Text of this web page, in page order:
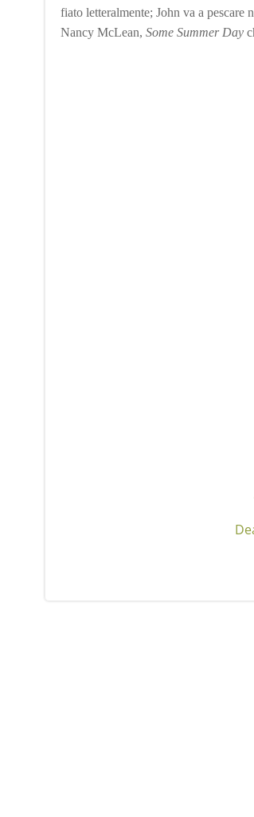
fiato letteralmente; John va a pescare
Nancy McLean, Some Summer Day